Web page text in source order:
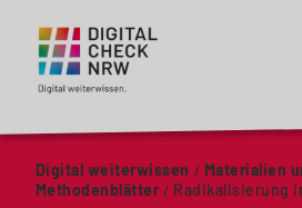
Digital weiterwissen
Materialien
Methodenblätter
Radikalisierung